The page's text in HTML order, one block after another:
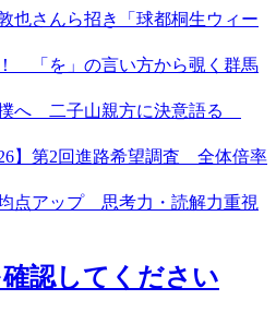
也さんら招き「球都桐生ウィー
「を」の言い方から覗く群馬
へ 二子山親方に決意語る
】第2回進路希望調査 全体倍率
点アップ 思考力・読解力重視